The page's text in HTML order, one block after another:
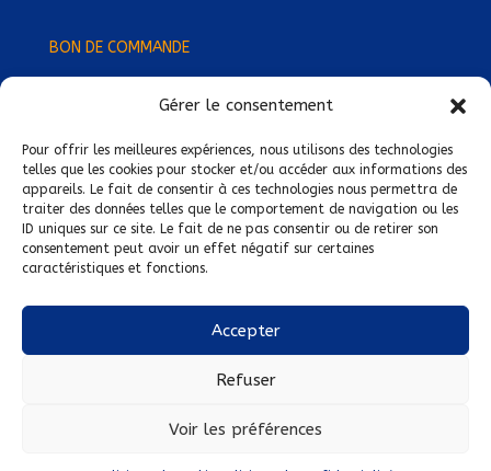
Gérer le consentement
Pour offrir les meilleures expériences, nous utilisons des technologies
telles que les cookies pour stocker et/ou accéder aux informations des
appareils. Le fait de consentir à ces technologies nous permettra de
traiter des données telles que le comportement de navigation ou les
ID uniques sur ce site. Le fait de ne pas consentir ou de retirer son
consentement peut avoir un effet négatif sur certaines
caractéristiques et fonctions.
Accepter
Refuser
Voir les préférences
BON DE COMMANDE
Devenez Délégué·e Régional·e !
Trouvez-nous près de chez vous !
Mentions légales
Conditions générales de vente
Politique de confidentialité